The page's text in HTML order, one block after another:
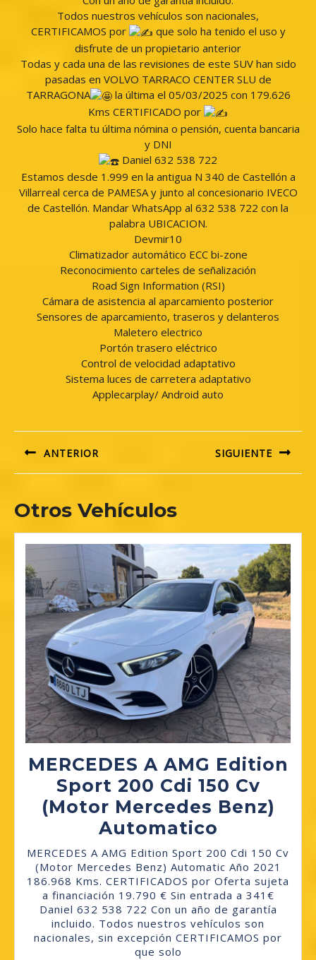
Todos nuestros vehículos son nacionales,
CERTIFICAMOS por
que solo ha tenido el uso y
disfrute de un propietario anterior
Todas y cada una de las revisiones de este SUV han sido
pasadas en VOLVO TARRACO CENTER SLU de
TARRAGONA
la última el 05/03/2025 con 179.626
Kms CERTIFICADO por
Solo hace falta tu última nómina o pensión, cuenta bancaria
y DNI
Daniel 632 538 722
Estamos desde 1.999 en la antigua N 340 de Castellón a
Villarreal cerca de PAMESA y junto al concesionario IVECO
de Castellón. Mandar WhatsApp al 632 538 722 con la
palabra UBICACION.
Devmir10
Climatizador automático ECC bi-zone
Reconocimiento carteles de señalización
Road Sign Information (RSI)
Cámara de asistencia al aparcamiento posterior
Sensores de aparcamiento, traseros y delanteros
Maletero electrico
Portón trasero eléctrico
Control de velocidad adaptativo
Sistema luces de carretera adaptativo
Applecarplay/ Android auto
Navegación
de
entradas
ANTERIOR
post:
SIGUIENTE
post:
Otros Vehículos
MERCEDES A AMG Edition
Sport 200 Cdi 150 Cv
(Motor Mercedes Benz)
Automatico
A
AMG
Edition
Sport
200
MERCEDES A AMG Edition Sport 200 Cdi 150 Cv
(Motor Mercedes Benz) Automatic Año 2021
186.968 Kms. CERTIFICADOS por Oferta sujeta
a financiación 19.790 € Sin entrada a 341€
Daniel 632 538 722 Con un año de garantía
incluido. Todos nuestros vehículos son
nacionales, sin excepción CERTIFICAMOS por
que solo